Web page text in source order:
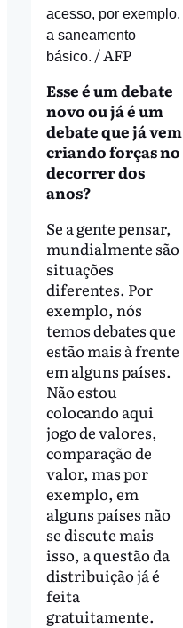
acesso, por exemplo,
a saneamento
básico. / AFP
Esse é um debate
novo ou já é um
debate que já vem
criando forças no
decorrer dos
anos?
Se a gente pensar,
mundialmente são
situações
diferentes. Por
exemplo, nós
temos debates que
estão mais à frente
em alguns países.
Não estou
colocando aqui
jogo de valores,
comparação de
valor, mas por
exemplo, em
alguns países não
se discute mais
isso, a questão da
distribuição já é
feita
gratuitamente.